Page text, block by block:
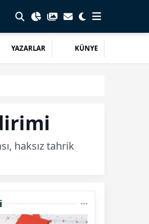
YAZARLAR KÜNYE
haksız tahrik